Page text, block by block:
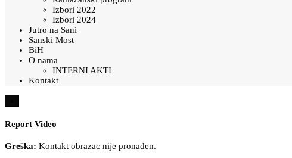
Izbori 2022
Izbori 2024
Jutro na Sani
Sanski Most
BiH
O nama
INTERNI AKTI
Kontakt
Report Video
Greška: Kontakt obrazac nije pronađen.